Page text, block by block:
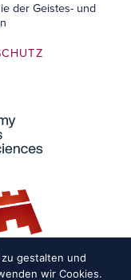
der Geistes- und
gestalten und
wir Cookies.